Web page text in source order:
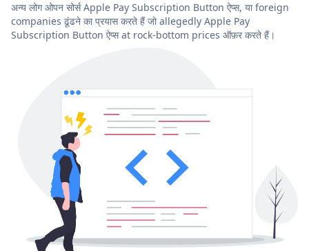
अन्य लोग ओपन सोर्स Apple Pay Subscription Button ऐप्स, या foreign
companies ढूंढने का प्रयास करते हैं जो allegedly Apple Pay
Subscription Button ऐप्स at rock-bottom prices ऑफ़र करते हैं।